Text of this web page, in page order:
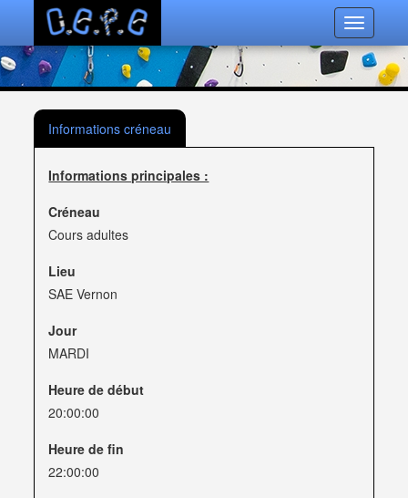
Toggle
Informations créneau
Informations principales :
Créneau
Cours adultes
Lieu
SAE Vernon
Jour
MARDI
Heure de début
20:00:00
Heure de fin
22:00:00